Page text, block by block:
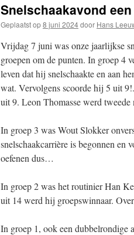
Snelschaakavond
Geplaatst op8 juni 2024door Hans
Vrijdag 7 juni was onze jaarlijkse
groepen om de punten. In groep 4
leven dat hij snelschaakte en aan
wat. Vervolgens scoorde hij 5 uit
uit 9. Leon Thomasse werd tweede
In groep 3 was Wout Slokker
snelschaakcarrière is begonnen en
oefenen dus…
In groep 2 was het routinier Han
uit 14 werd hij groepswinnaar.
In groep 1, ook een dubbelrondige